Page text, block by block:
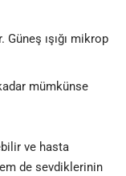
Güneş ışığı mikrop
mümkünse
ve hasta
de sevdiklerinin